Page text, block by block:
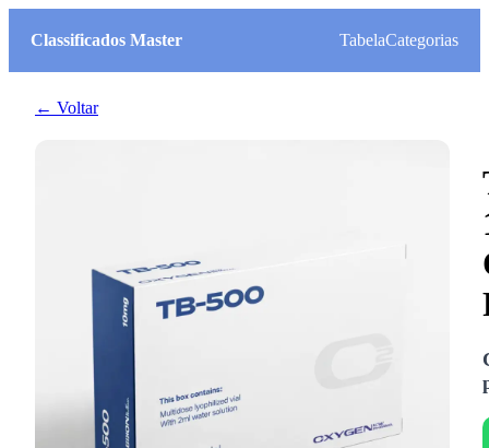
Classificados Master TabelaCategorias
← Voltar